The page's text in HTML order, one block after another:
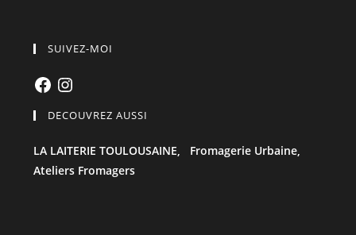
SUIVEZ-MOI
FacebookInstagram
DECOUVREZ AUSSI
LA LAITERIE TOULOUSAINE, Fromagerie Urbaine,
Ateliers Fromagers